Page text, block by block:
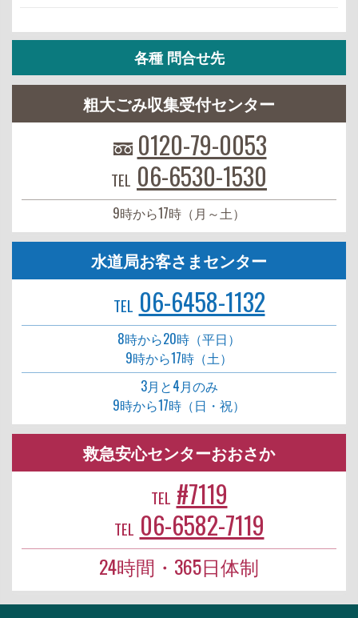
各種 問合せ先
粗大ごみ収集受付センター
0120-79-0053
TEL 06-6530-1530
9時から17時（月～土）
水道局お客さまセンター
TEL 06-6458-1132
8時から20時（平日）
9時から17時（土）
3月と4月のみ
9時から17時（日・祝）
救急安心センターおおさか
TEL #7119
TEL 06-6582-7119
24時間・365日体制